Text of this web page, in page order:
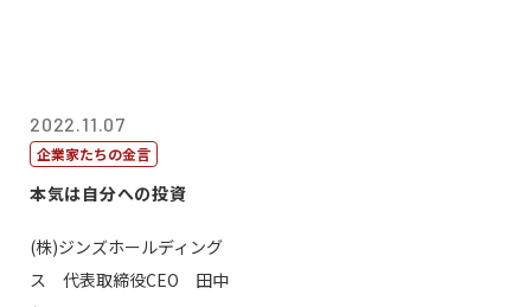
2022.11.07
企業家たちの金言
本気は自分への投資
(株)ジンズホールディング
ス 代表取締役CEO 田中